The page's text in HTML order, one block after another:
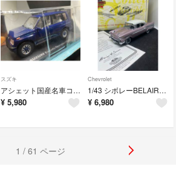
スズキ
アシェット国産名車コレクション 1/24 スズキ エスクードノマド紺色ミニカー
¥ 5,980
Chevrolet
1/43 シボレーBELAIR SPORTS COUPEハードトップミニカー
¥ 6,980
1 / 61 ページ